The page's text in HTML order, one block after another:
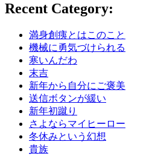
Recent Category:
満身創痍とはこのこと
機械に勇気づけられる
寒いんだわ
末吉
新年から自分にご褒美
送信ボタンが緩い
新年初蹴り
さよならマイヒーロー
冬休みという幻想
貴族